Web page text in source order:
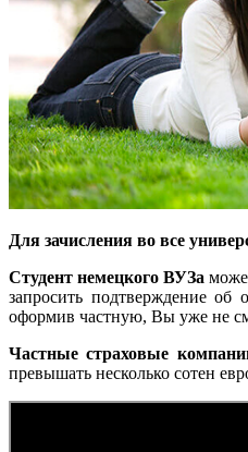
Для зачисления во все
Студент немецкого ВУЗа
запросить подтверждение об
оформив частную, Вы уже не
Частные страховые
превышать несколько сотен